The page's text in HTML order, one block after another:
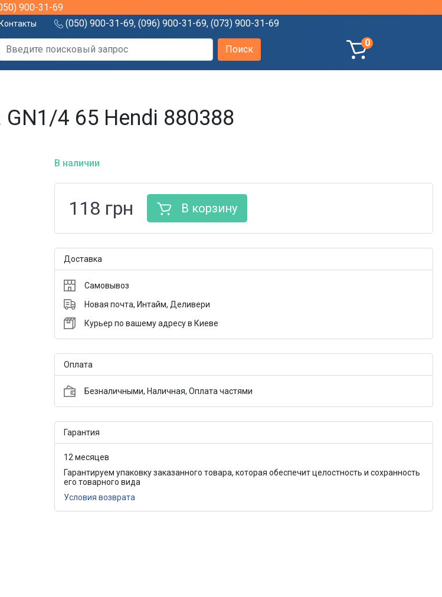
900-31-69
Контакты (050) 900-31-69, (096) 900-31-69, (073) 900-31-69
0
4 65 Hendi 880388
В наличии
118 грн В корзину
Доставка
Самовывоз
Новая почта, Интайм, Деливери
Курьер по вашему адресу в Киеве
Оплата
Безналичными, Наличная, Оплата частями
Гарантия
12 месяцев
Гарантируем упаковку заказанного товара, которая обеспечит целостность и сохранность
его товарного вида
Условия возврата